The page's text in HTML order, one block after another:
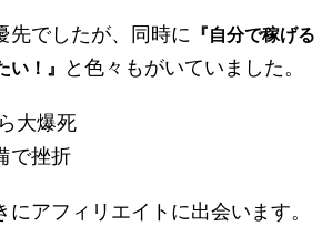
先でしたが、同時に 『自分で稼げる
！』 と色々もがいていました。
大爆死
で挫折
にアフィリエイトに出会います。